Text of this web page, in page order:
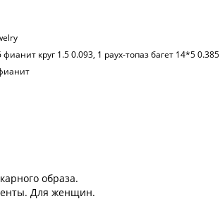
фианит круг 1.5 0.093, 1 раух-топаз багет 14*5 0.385
образа.
Для женщин.